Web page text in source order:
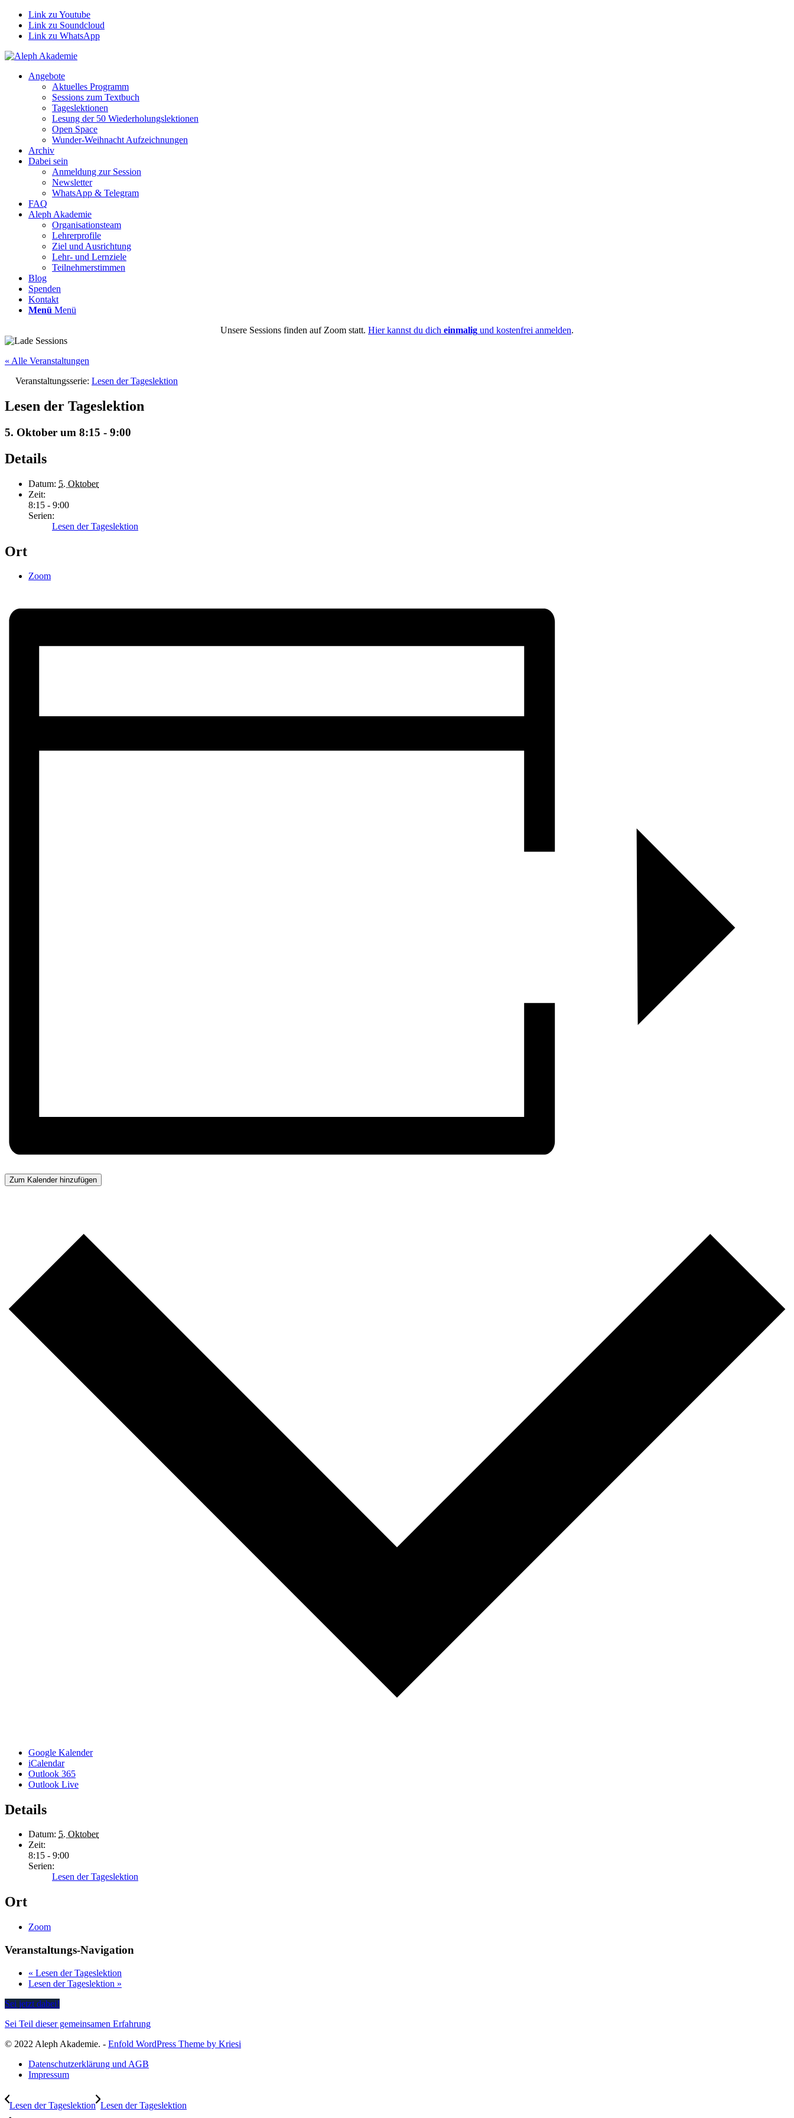
Link zu Youtube
Link zu Soundcloud
Link zu WhatsApp
Angebote
Aktuelles Programm
Sessions zum Textbuch
Tageslektionen
Lesung der 50 Wiederholungslektionen
Open Space
Wunder-Weihnacht Aufzeichnungen
Archiv
Dabei sein
Anmeldung zur Session
Newsletter
WhatsApp & Telegram
FAQ
Aleph Akademie
Organisationsteam
Lehrerprofile
Ziel und Ausrichtung
Lehr- und Lernziele
Teilnehmerstimmen
Blog
Spenden
Kontakt
Menü Menü
Unsere Sessions finden auf Zoom statt. Hier kannst du dich einmalig und kostenfrei anmelden.
« Alle Veranstaltungen
Veranstaltungsserie: Lesen der Tageslektion
Lesen der Tageslektion
5. Oktober um 8:15 - 9:00
Details
Datum: 5. Oktober
Zeit:
8:15 - 9:00
Serien:
Lesen der Tageslektion
Ort
Zoom
Zum Kalender hinzufügen
Google Kalender
iCalendar
Outlook 365
Outlook Live
Details
Datum: 5. Oktober
Zeit:
8:15 - 9:00
Serien:
Lesen der Tageslektion
Ort
Zoom
Veranstaltungs-Navigation
« Lesen der Tageslektion
Lesen der Tageslektion »
Sei jetzt dabei!
Sei Teil dieser gemeinsamen Erfahrung
© 2022 Aleph Akademie. - Enfold WordPress Theme by Kriesi
Datenschutzerklärung und AGB
Impressum
Lesen der Tageslektion Lesen der Tageslektion